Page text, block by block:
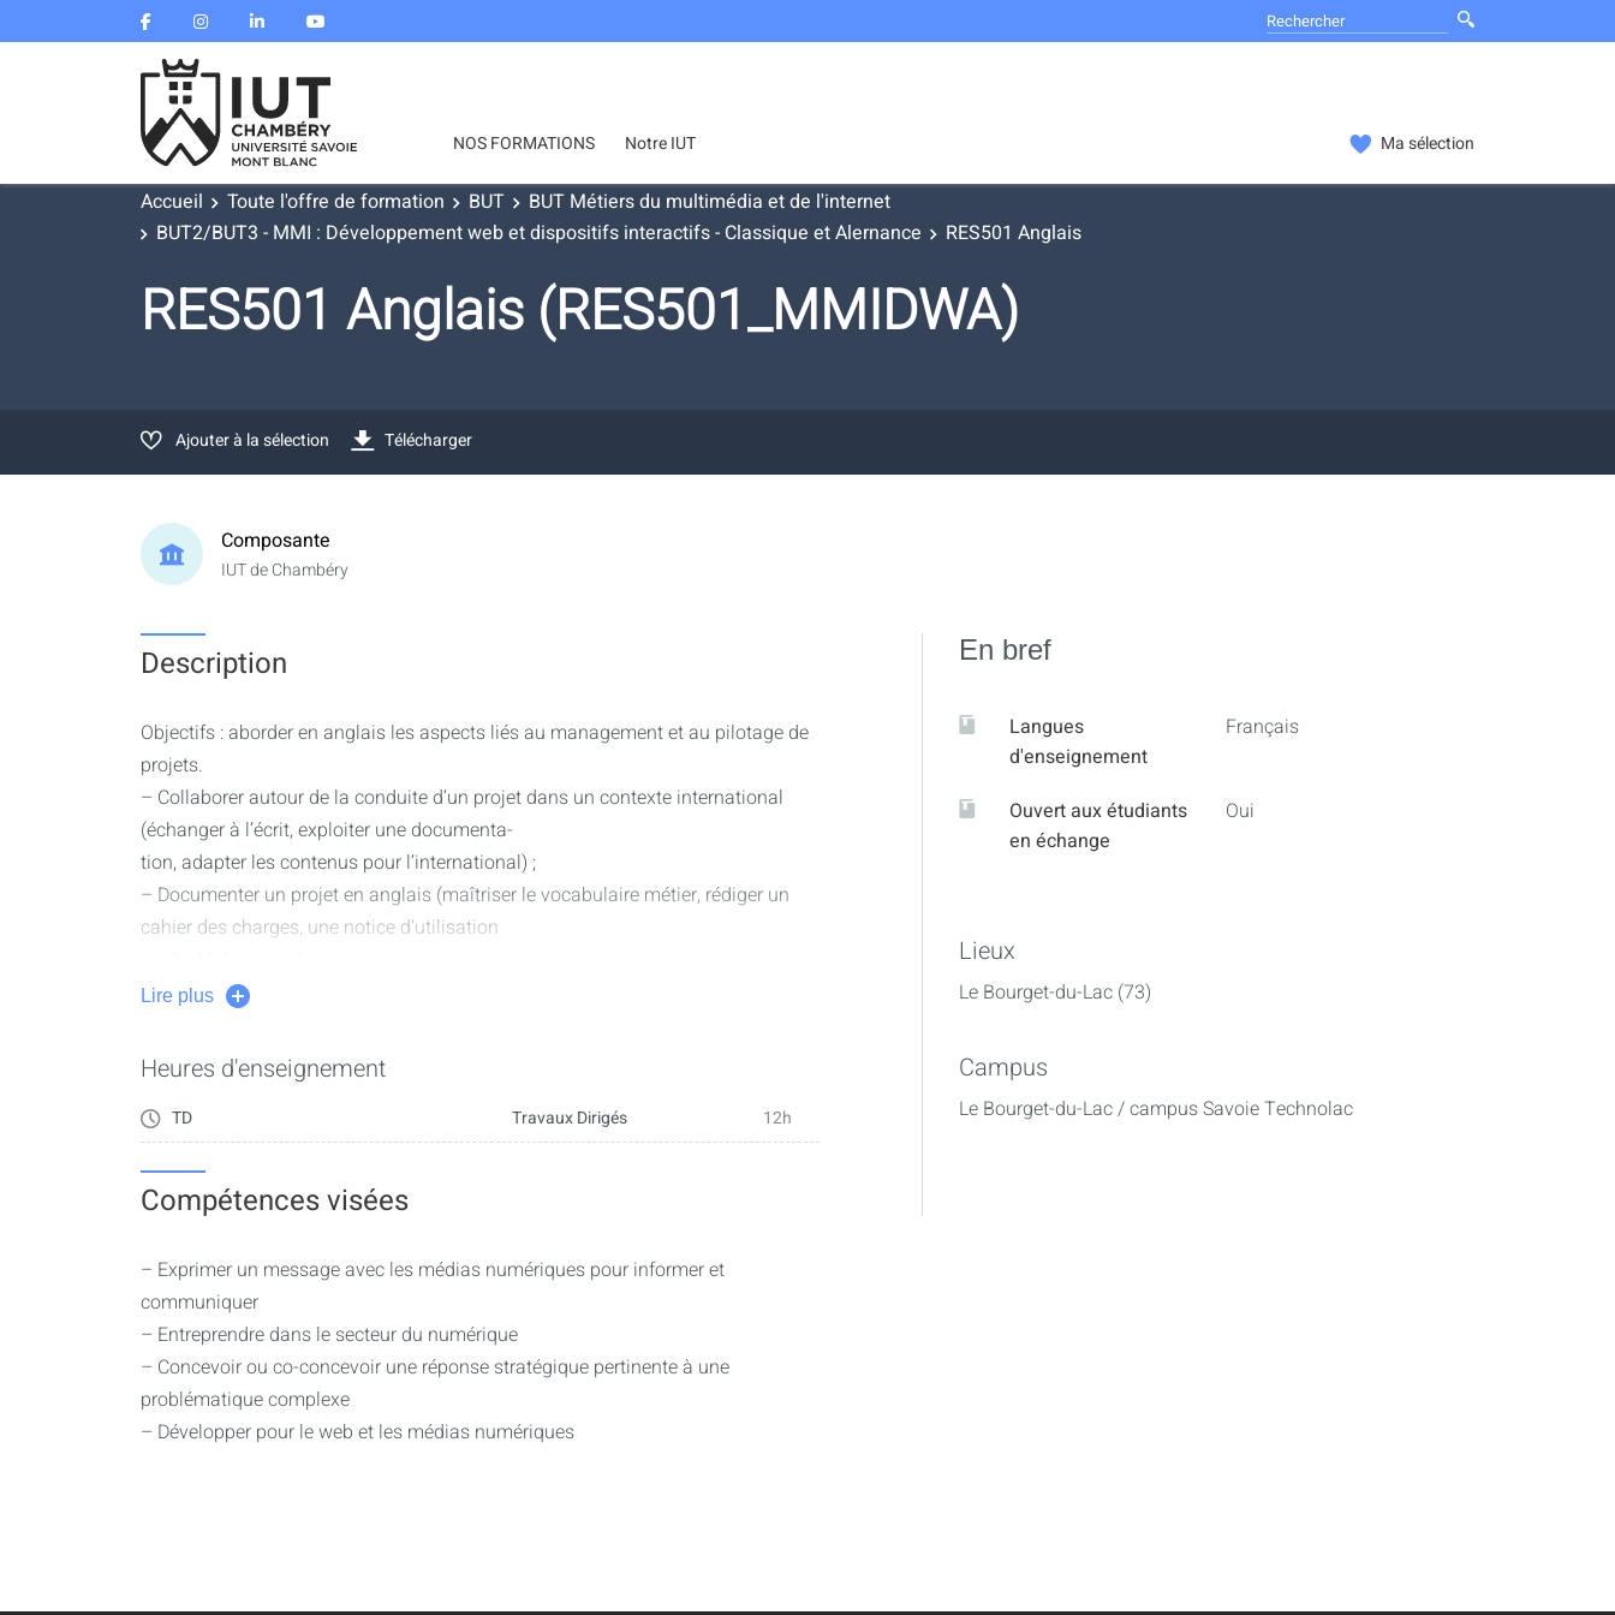
NOS FORMATIONS Notre IUT Ma sélection
Accueil Toute l'offre de formation BUT
BUT Métiers du multimédia et de l'internet
BUT2/BUT3 - MMI : Développement web et dispositifs interactifs - Classique et Alernance
RES501 Anglais
RES501 Anglais (RES501_MMIDWA)
Ajouter à la sélection Télécharger
Composante
IUT de Chambéry
Description
Objectifs : aborder en anglais les aspects liés au management et au pilotage de
projets.
– Collaborer autour de la conduite d’un projet dans un contexte international
(échanger à l’écrit, exploiter une documenta-
tion, adapter les contenus pour l’international) ;
– Documenter un projet en anglais (maîtriser le vocabulaire métier, rédiger un
cahier des charges, une notice d’utilisation
– Animer une équipe et piloter un projet (savoir mener une réunion en anglais,
l’oral).
Lire plus
Heures d'enseignement
TD Travaux Dirigés 12h
Compétences visées
– Exprimer un message avec les médias numériques pour informer et
communiquer
– Entreprendre dans le secteur du numérique
– Concevoir ou co-concevoir une réponse stratégique pertinente à une
problématique complexe
– Développer pour le web et les médias numériques
En bref
Langues
d'enseignement
Français
Ouvert aux étudiants
en échange
Oui
Lieux
Le Bourget-du-Lac (73)
Campus
Le Bourget-du-Lac / campus Savoie Technolac